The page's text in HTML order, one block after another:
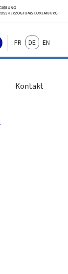
FrançaisDeutschEnglish
Kontakt